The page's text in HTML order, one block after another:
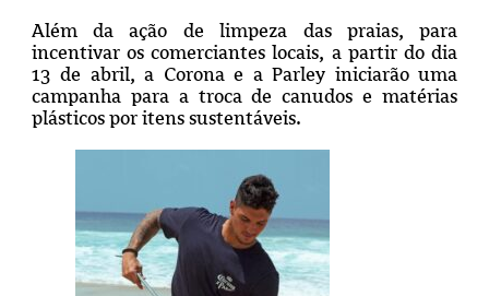
Além da ação de limpeza das praias, para
incentivar os comerciantes locais, a partir do dia
13 de abril, a Corona e a Parley iniciarão uma
campanha para a troca de canudos e matérias
plásticos por itens sustentáveis.